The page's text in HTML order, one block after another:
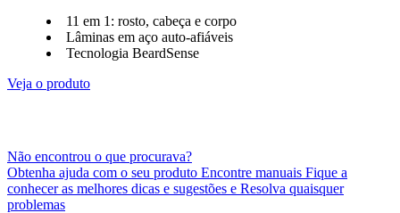
11 em 1: rosto, cabeça e corpo
Lâminas em aço auto-afiáveis
Tecnologia BeardSense
Veja o produto
Não encontrou o que procurava?
Obtenha ajuda com o seu produto Encontre manuais Fique a
conhecer as melhores dicas e sugestões e Resolva quaisquer
problemas